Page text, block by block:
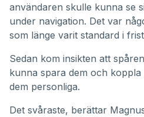
användaren skulle kunna se
under navigation. Det var
som länge varit standard i
Sedan kom insikten att
kunna spara dem och
dem personliga.
Det svåraste, berättar